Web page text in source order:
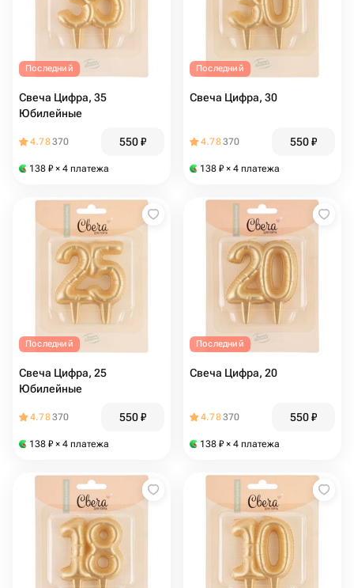
Последний
Свеча Цифра, 35
Юбилейные
4.78370 550₽
138 ₽ × 4 платежа
Последний
Свеча Цифра, 30
4.78370 550₽
138 ₽ × 4 платежа
Последний
Свеча Цифра, 25
Юбилейные
4.78370 550₽
138 ₽ × 4 платежа
Последний
Свеча Цифра, 20
4.78370 550₽
138 ₽ × 4 платежа